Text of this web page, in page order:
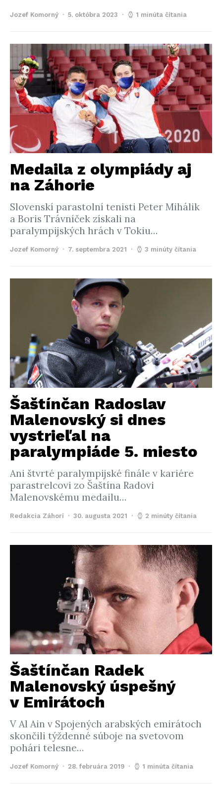
Jozef Komorný 5. októbra 2023 1 minúta čítania
Medaila z olympiády aj
na Záhorie
Slovenskí parastolní tenisti Peter Mihálik
a Boris Trávníček získali na
paralympijských hrách v Tokiu…
Jozef Komorný 7. septembra 2021 3 minúty čítania
Šaštínčan Radoslav
Malenovský si dnes
vystrieľal na
paralympiáde 5. miesto
Ani štvrté paralympijské finále v kariére
parastrelcovi zo Šaštína Radovi
Malenovskému medailu…
Redakcia Záhorí 30. augusta 2021 2 minúty čítania
Šaštínčan Radek
Malenovský úspešný
v Emirátoch
V Al Ain v Spojených arabských emirátoch
skončili týždenné súboje na svetovom
pohári telesne…
Jozef Komorný 28. februára 2019 1 minúta čítania